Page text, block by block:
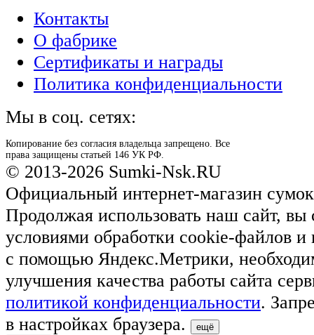
Контакты
О фабрике
Сертификаты и награды
Политика конфиденциальности
Мы в соц. сетях:
Копирование без согласия владельца запрещено. Все
права защищены статьей 146 УК РФ.
© 2013-2026 Sumki-Nsk.RU
Официальный интернет-магазин
Продолжая использовать наш сайт, вы
условиями обработки cookie-файлов и
с помощью Яндекс.Метрики,
улучшения качества работы сайта
политикой конфиденциальности.
в настройках браузера.
ещё